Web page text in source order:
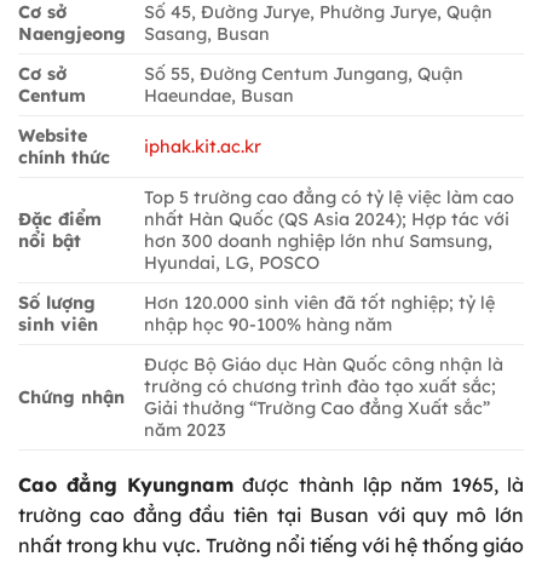
Cơ sở
Naengjeong
Số 45, Đường Jurye, Phường Jurye, Quận
Sasang, Busan
Cơ sở
Centum
Số 55, Đường Centum Jungang, Quận
Haeundae, Busan
Website
chính thức
iphak.kit.ac.kr
Đặc điểm
nổi bật
Top 5 trường cao đẳng có tỷ lệ việc làm cao
nhất Hàn Quốc (QS Asia 2024); Hợp tác với
hơn 300 doanh nghiệp lớn như Samsung,
Hyundai, LG, POSCO
Số lượng
sinh viên
Hơn 120.000 sinh viên đã tốt nghiệp; tỷ lệ
nhập học 90-100% hàng năm
Chứng nhận
Được Bộ Giáo dục Hàn Quốc công nhận là
trường có chương trình đào tạo xuất sắc;
Giải thưởng “Trường Cao đẳng Xuất sắc”
năm 2023
Cao đẳng Kyungnam được thành lập năm 1965, là
trường cao đẳng đầu tiên tại Busan với quy mô lớn
nhất trong khu vực. Trường nổi tiếng với hệ thống giáo